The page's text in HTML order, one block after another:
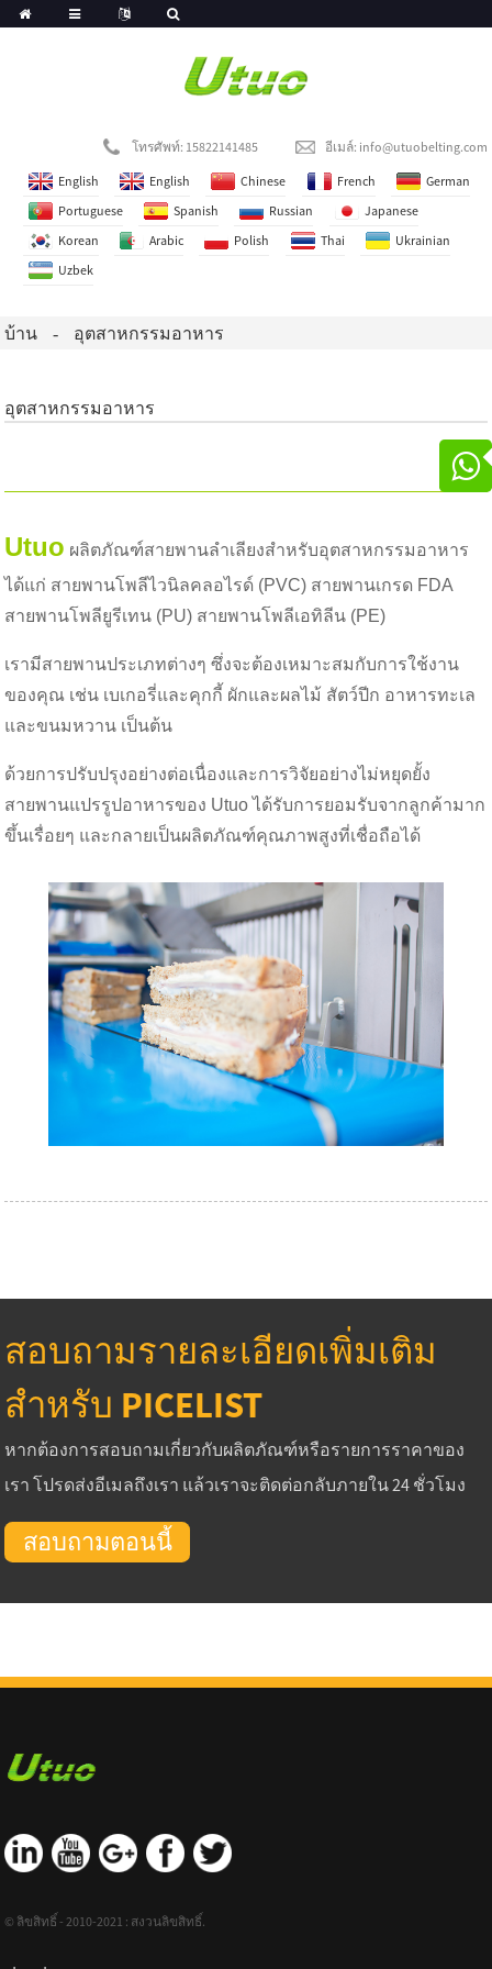
โทรศัพท์: 15822141485 อีเมล์: info@utuobelting.com
English English Chinese French
German
Portuguese
Spanish Russian
Japanese
Korean
Arabic Polish Thai
Ukrainian
Uzbek
บ้าน อุตสาหกรรมอาหาร
อุตสาหกรรมอาหาร
Utuo ผลิตภัณฑ์สายพานลำเลียงสำหรับอุตสาหกรรมอาหาร
ได้แก่ สายพานโพลีไวนิลคลอไรด์ (PVC) สายพานเกรด FDA
สายพานโพลียูรีเทน (PU) สายพานโพลีเอทิลีน (PE)
เรามีสายพานประเภทต่างๆ ซึ่งจะต้องเหมาะสมกับการใช้งาน
ของคุณ เช่น เบเกอรี่และคุกกี้ ผักและผลไม้ สัตว์ปีก อาหารทะเล
และขนมหวาน เป็นต้น
ด้วยการปรับปรุงอย่างต่อเนื่องและการวิจัยอย่างไม่หยุดยั้ง
สายพานแปรรูปอาหารของ Utuo ได้รับการยอมรับจากลูกค้ามาก
ขึ้นเรื่อยๆ และกลายเป็นผลิตภัณฑ์คุณภาพสูงที่เชื่อถือได้
สอบถามรายละเอียดเพิ่มเติม
สำหรับ PICELIST
หากต้องการสอบถามเกี่ยวกับผลิตภัณฑ์หรือรายการราคาของ
เรา โปรดส่งอีเมลถึงเรา แล้วเราจะติดต่อกลับภายใน 24 ชั่วโมง
สอบถามตอนนี้
© ลิขสิทธิ์ - 2010-2021 : สงวนลิขสิทธิ์.
